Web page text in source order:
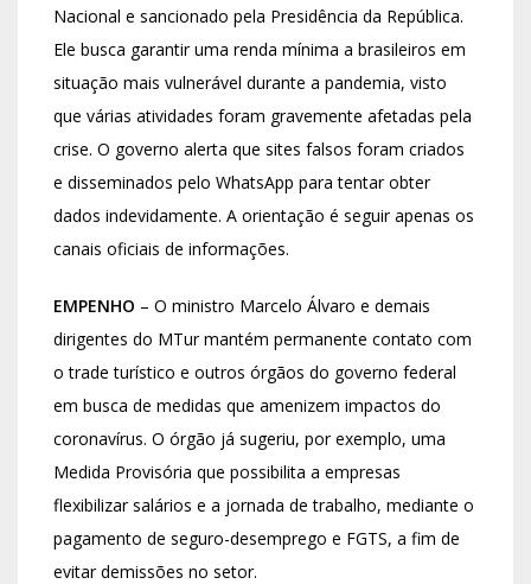
Nacional e sancionado pela Presidência da República.
Ele busca garantir uma renda mínima a brasileiros em
situação mais vulnerável durante a pandemia, visto
que várias atividades foram gravemente afetadas pela
crise. O governo alerta que sites falsos foram criados
e disseminados pelo WhatsApp para tentar obter
dados indevidamente. A orientação é seguir apenas os
canais oficiais de informações.
EMPENHO – O ministro Marcelo Álvaro e demais
dirigentes do MTur mantém permanente contato com
o trade turístico e outros órgãos do governo federal
em busca de medidas que amenizem impactos do
coronavírus. O órgão já sugeriu, por exemplo, uma
Medida Provisória que possibilita a empresas
flexibilizar salários e a jornada de trabalho, mediante o
pagamento de seguro-desemprego e FGTS, a fim de
evitar demissões no setor.